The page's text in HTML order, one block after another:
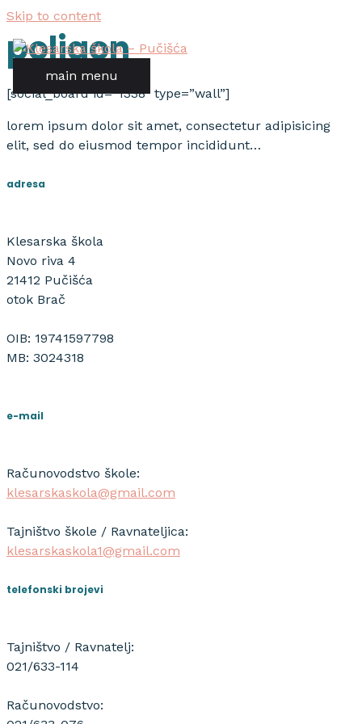
Skip to content
main menu
poligon
[social_board id=”1338″ type=”wall”]
lorem ipsum dolor sit amet, consectetur adipisicing
elit, sed do eiusmod tempor incididunt…
adresa
Klesarska škola
Novo riva 4
21412 Pučišća
otok Brač
OIB: 19741597798
MB: 3024318
e-mail
Računovodstvo škole:
klesarskaskola@gmail.com
Tajništvo škole / Ravnateljica:
klesarskaskola1@gmail.com
telefonski brojevi
Tajništvo / Ravnatelj:
021/633-114
Računovodstvo: